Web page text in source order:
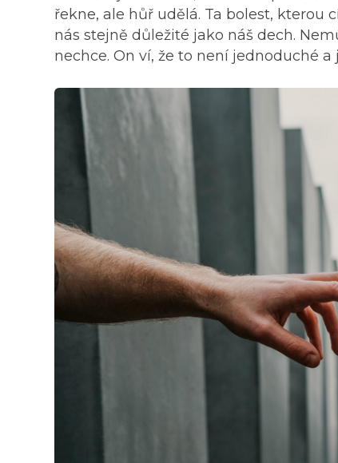
řekne, ale hůř udělá. Ta bolest, kterou
nás stejně důležité jako náš dech.
nechce. On ví, že to není jednoduché